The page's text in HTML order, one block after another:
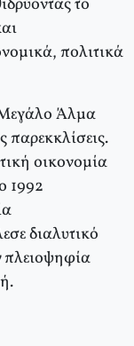
πολιτικά
Άλμα
παρεκκλίσεις.
οικονομία
1992
διαλυτικό